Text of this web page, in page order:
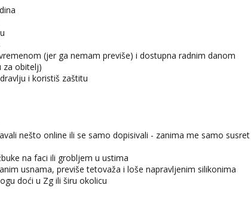
(jer ga nemam previše) i dostupna radnim danom
za obitelj)
i koristiš zaštitu
nešto online ili se samo dopisivali - zanima me samo susret
na faci ili grobljem u ustima
usnama, previše tetovaža i loše napravljenim silikonima
doći u Zg ili širu okolicu